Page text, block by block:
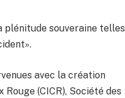
plénitude souveraine telles
avec la création
(CICR), Société des